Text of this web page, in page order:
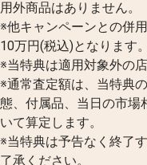
用外商品はありません。
※他キャンペーンとの併
10万円(税込)となります。
※当特典は適用対象外の
※通常査定額は、当特典
態、付属品、当日の市場
いて算定します。
※当特典は予告なく終了
了承ください。